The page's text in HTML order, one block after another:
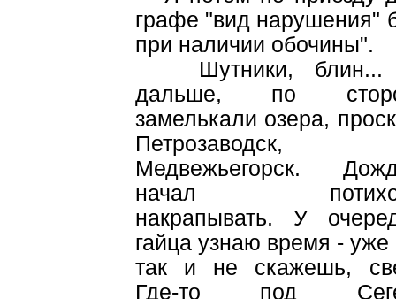
графе "вид нарушения"
при наличии обочины".
Шутники, блин...
дальше, по
замелькали озера,
Петрозаводск,
Медвежьегорск.
начал
накрапывать. У
гайца узнаю время - уже
так и не скажешь,
Где-то под